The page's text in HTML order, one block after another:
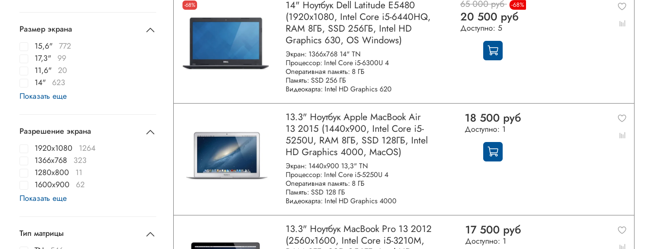
-68%
14" Ноутбук Dell Latitude E5480
(1920х1080, Intel Core i5-6440HQ,
RAM 8ГБ, SSD 256ГБ, Intel HD
Graphics 630, OS Windows)
Экран: 1366x768 14" TN
Процессор: Intel Core i5-6300U 4
Оперативная память: 8 ГБ
Память: SSD 256 ГБ
Видеокарта: Intel HD Graphics 620
65 000 руб -68%
20 500 руб
Доступно: 5
13.3" Ноутбук Apple MacBook Air
13 2015 (1440x900, Intel Core i5-
5250U, RAM 8ГБ, SSD 128ГБ, Intel
HD Graphics 4000, MacOS)
Экран: 1440x900 13,3" TN
Процессор: Intel Core i5-5250U 4
Оперативная память: 8 ГБ
Память: SSD 128 ГБ
Видеокарта: Intel HD Graphics 4000
18 500 руб
Доступно: 1
13.3" Ноутбук MacBook Pro 13 2012
(2560x1600, Intel Core i5-3210M,
17 500 руб
Доступно: 1
Размер экрана
15,6" 772
17,3"
99
11,6" 20
14"
623
Показать еще
Разрешение экрана
1920x1080
1264
1366x768
323
1280x800
11
1600x900
62
Показать еще
Тип матрицы